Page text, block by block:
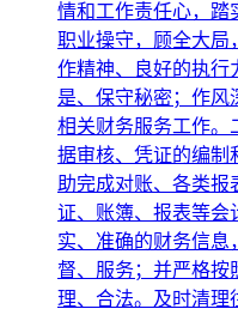
情和工作责任心，踏
职业操守，顾全大局
作精神、良好的执行
是、保守秘密；作风
相关财务服务工作。
据审核、凭证的编制
助完成对账、各类报
证、账簿、报表等会
实、准确的财务信息
督、服务；并严格按
理、合法。及时清理